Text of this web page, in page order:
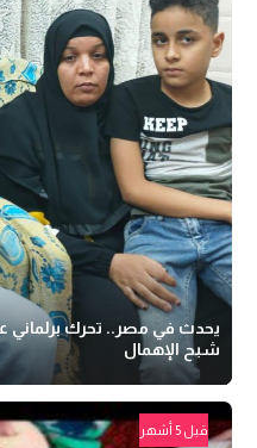
يحدث في مصر.. تحرك
شبح الإهمال
قبل 5 أشهر